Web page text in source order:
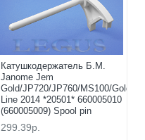
Катушкодержатель Б.М.
Janome Jem
Gold/JP720/JP760/MS100/Gold
Line 2014 *20501* 660005010
(660005009) Spool pin
299.39р.